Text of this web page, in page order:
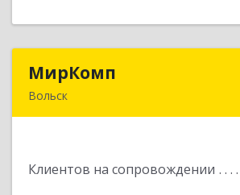
МирКомп
Вольск
Клиентов на сопровождении